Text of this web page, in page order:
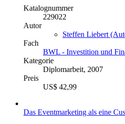
Katalognummer
229022
Autor
Steffen Liebert
Fach
BWL - Investition und
Kategorie
Diplomarbeit, 2007
Preis
US$ 42,99
Das Eventmarketing als eine